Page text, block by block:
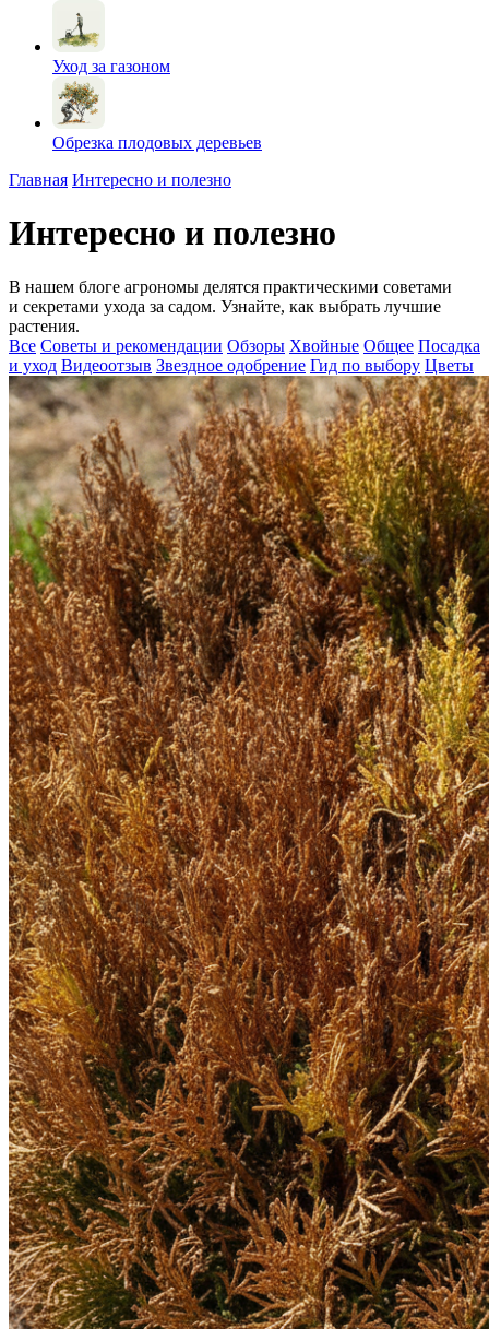
Уход за газоном
Обрезка плодовых деревьев
Главная Интересно и полезно
Интересно и полезно
В нашем блоге агрономы делятся практическими советами
и секретами ухода за садом. Узнайте, как выбрать лучшие
растения.
Все Советы и рекомендации Обзоры Хвойные Общее Посадка
и уход Видеоотзыв Звездное одобрение Гид по выбору Цветы